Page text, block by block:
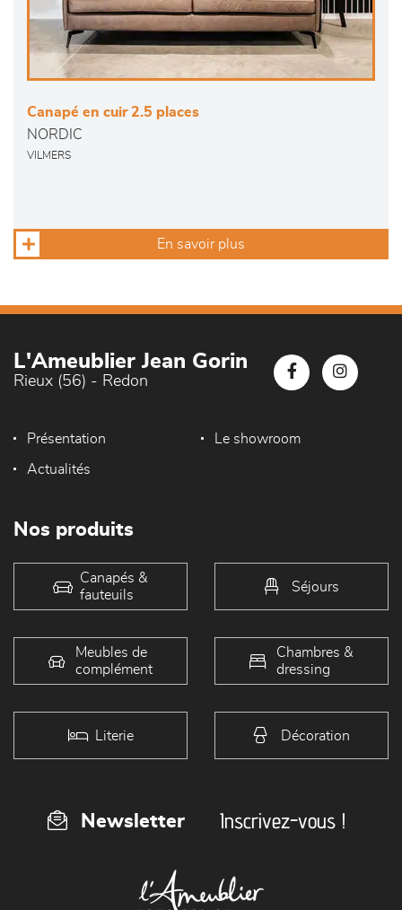
Canapé en cuir 2.5 places
NORDIC
VILMERS
En savoir plus
L'Ameublier Jean Gorin
Rieux (56) - Redon
Présentation Le showroom
Actualités
Nos produits
Canapés &
fauteuils
Séjours
Meubles de
complément
Chambres &
dressing
Literie Décoration
Newsletter Inscrivez-vous !